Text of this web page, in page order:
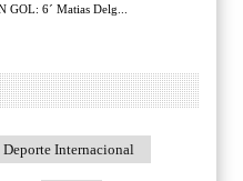
6´ Matias Delg...
Deporte Internacional